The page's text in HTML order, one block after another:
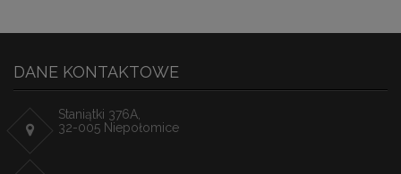
DANE KONTAKTOWE
Staniątki 376A,
32-005 Niepołomice